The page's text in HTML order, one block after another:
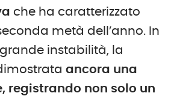
che ha caratterizzato
metà dell’anno. In
instabilità, la
ancora una
registrando non solo un